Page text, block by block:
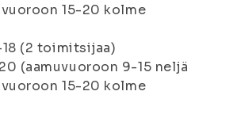
15-20 kolme
18 (2 toimitsijaa)
(aamuvuoroon 9-15 neljä
15-20 kolme